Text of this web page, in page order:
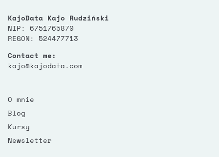
KajoData Kajo Rudziński
NIP: 6751765870
REGON: 524477713
Contact me:
kajo@kajodata.com
O mnie
Blog
Kursy
Newsletter